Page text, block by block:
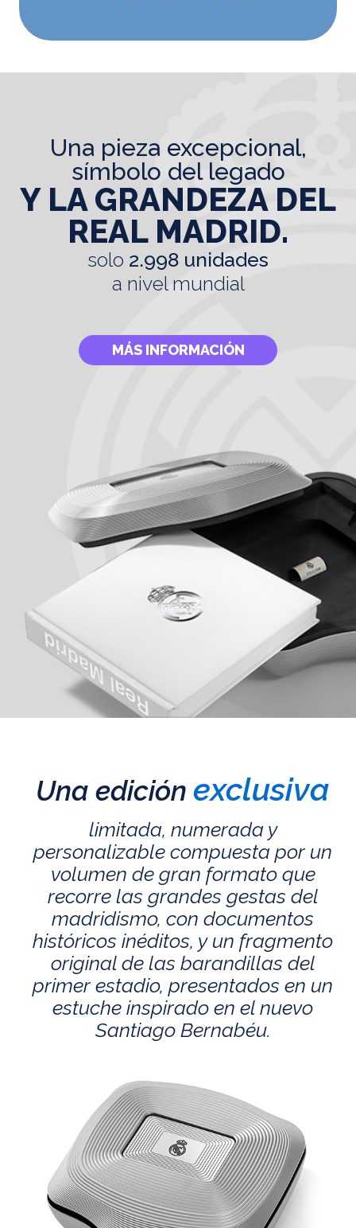
una pieza excepcional,
símbolo del legado
Y LA GRANDEZA DEL
REAL MADRID.
solo 2.998 unidades
a nivel mundial
MÁS INFORMACIÓN
Una edición exclusiva
limitada, numerada y
personalizable compuesta por un
volumen de gran formato que
recorre las grandes gestas del
madridismo, con documentos
históricos inéditos, y un fragmento
original de las barandillas del
primer estadio, presentados en un
estuche inspirado en el nuevo
Santiago Bernabéu.